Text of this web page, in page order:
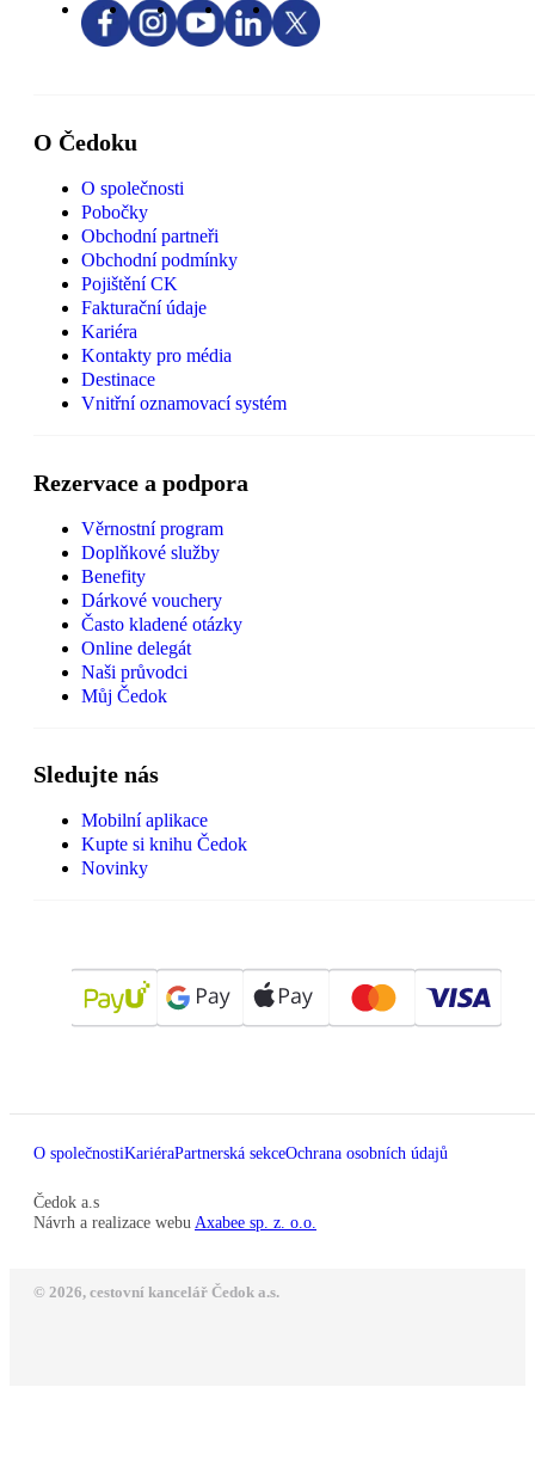
O Čedoku
O společnosti
Pobočky
Obchodní partneři
Obchodní podmínky
Pojištění CK
Fakturační údaje
Kariéra
Kontakty pro média
Destinace
Vnitřní oznamovací systém
Rezervace a podpora
Věrnostní program
Doplňkové služby
Benefity
Dárkové vouchery
Často kladené otázky
Online delegát
Naši průvodci
Můj Čedok
Sledujte nás
Mobilní aplikace
Kupte si knihu Čedok
Novinky
O společnostiKariéraPartnerská sekceOchrana osobních údajů
Čedok a.s
Návrh a realizace webu Axabee sp. z. o.o.
© 2026, cestovní kancelář Čedok a.s.